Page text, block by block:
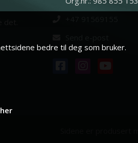
bedre til deg som bruker.